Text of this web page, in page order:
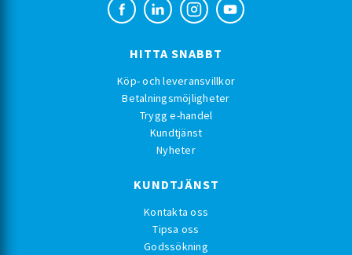
HITTA SNABBT
Köp- och leveransvillkor
Betalningsmöjligheter
Trygg e-handel
Kundtjänst
Nyheter
KUNDTJÄNST
Kontakta oss
Tipsa oss
Godssökning